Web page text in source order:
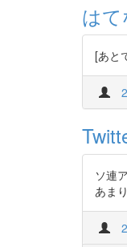
は
[あと
ソ連
あま